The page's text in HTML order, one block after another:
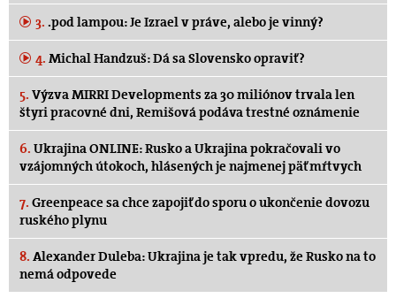
3. .pod lampou: Je Izrael v práve, alebo je vinný?
4. Michal Handzuš: Dá sa Slovensko opraviť?
5. Výzva MIRRI Developments za 30 miliónov trvala len
štyri pracovné dni, Remišová podáva trestné oznámenie
6. Ukrajina ONLINE: Rusko a Ukrajina pokračovali vo
vzájomných útokoch, hlásených je najmenej päť mŕtvych
7. Greenpeace sa chce zapojiť do sporu o ukončenie dovozu
ruského plynu
8. Alexander Duleba: Ukrajina je tak vpredu, že Rusko na to
nemá odpovede